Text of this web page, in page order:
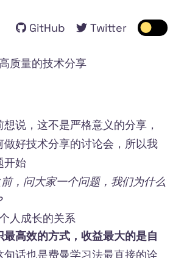
menuGitHub Twitter
Toggle
质量的技术分享
说，这不是严格意义的分享，
做好技术分享的讨论会，所以我
开始
，问大家一个问题，我们为什么
人成长的关系
高效的方式，收益最大的是自
句话也是费曼学习法最直接的诠